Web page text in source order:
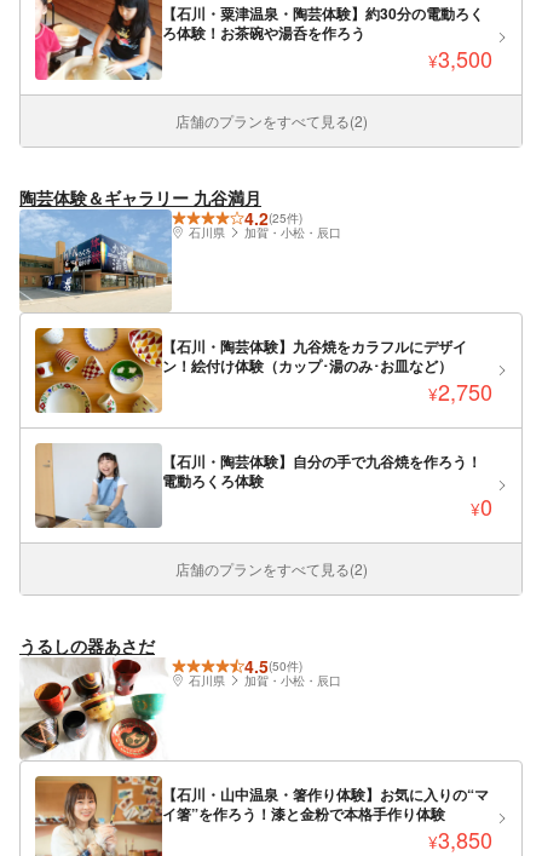
【石川・粟津温泉・陶芸体験】約30分の電動ろく
ろ体験！お茶碗や湯呑を作ろう
¥3,500
店舗のプランをすべて見る(2)
陶芸体験＆ギャラリー 九谷満月
4.2(25件)
石川県
加賀・小松・辰口
【石川・陶芸体験】九谷焼をカラフルにデザイ
ン！絵付け体験（カップ･湯のみ･お皿など）
¥2,750
【石川・陶芸体験】自分の手で九谷焼を作ろう！
電動ろくろ体験
¥0
店舗のプランをすべて見る(2)
うるしの器あさだ
4.5(50件)
石川県
加賀・小松・辰口
【石川・山中温泉・箸作り体験】お気に入りの“マ
イ箸”を作ろう！漆と金粉で本格手作り体験
¥3,850